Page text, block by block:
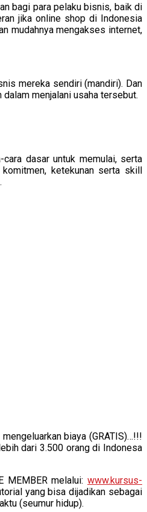
bagi para pelaku bisnis, baik di
jika online shop di Indonesia
mudahnya mengakses internet,
mereka sendiri (mandiri). Dan
menjalani usaha tersebut.
dasar untuk memulai, serta
ketekunan serta skill
biaya (GRATIS)…!!!
dari 3.500 orang di Indonesa
MEMBER melalui: www.kursus-
yang bisa dijadikan sebagai
(seumur hidup).